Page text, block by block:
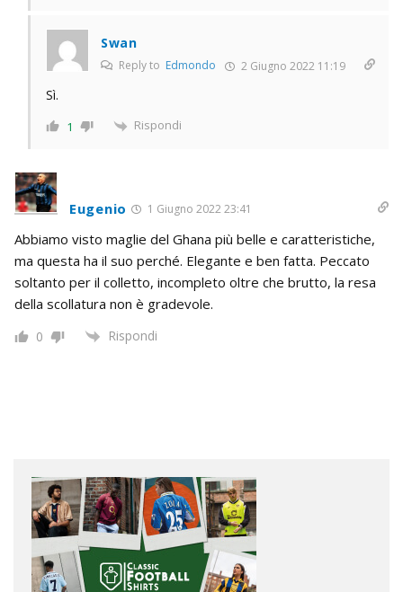
Swan
Reply to Edmondo 2 Giugno 2022 11:19
Sì.
1 Rispondi
Eugenio 1 Giugno 2022 23:41
Abbiamo visto maglie del Ghana più belle e caratteristiche,
ma questa ha il suo perché. Elegante e ben fatta. Peccato
soltanto per il colletto, incompleto oltre che brutto, la resa
della scollatura non è gradevole.
0 Rispondi